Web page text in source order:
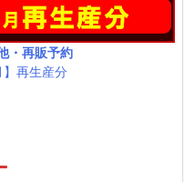
・再販予約
】再生産分